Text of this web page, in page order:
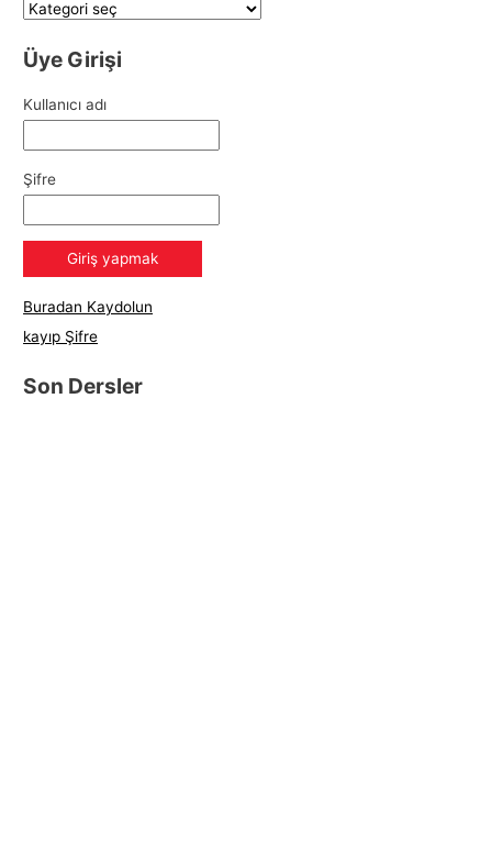
Üye Girişi
Kullanıcı adı
Şifre
Buradan Kaydolun
kayıp Şifre
Son Dersler